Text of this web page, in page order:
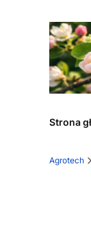
Strona
Agrotech